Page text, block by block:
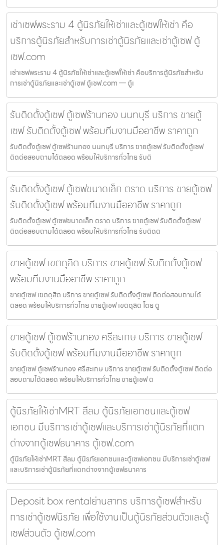
เช่าเซฟพระราม 4 ตู้นิรภัยให้เช่าและตู้เซฟให้เช่า คือ
บริการตู้นิรภัยสำหรับการเช่าตู้นิรภัยและเช่าตู้เซฟ ตู้
เซฟ.com
เช่าเซฟพระราม 4 ตู้นิรภัยให้เช่าและตู้เซฟให้เช่า คือบริการตู้นิรภัยสำหรับ
การเช่าตู้นิรภัยและเช่าตู้เซฟ ตู้เซฟ.com — ตู้เ
รับติดตั้งตู้เซฟ ตู้เซฟร้านทอง นนทบุรี บริการ ขายตู้
เซฟ รับติดตั้งตู้เซฟ พร้อมทีมงานมืออาชีพ ราคาถูก
รับติดตั้งตู้เซฟ ตู้เซฟร้านทอง นนทบุรี บริการ ขายตู้เซฟ รับติดตั้งตู้เซฟ
ติดต่อสอบถามได้ตลอด พร้อมให้บริการทั่วไทย รับติ
รับติดตั้งตู้เซฟ ตู้เซฟขนาดเล็ก ตราด บริการ ขายตู้เซฟ
รับติดตั้งตู้เซฟ พร้อมทีมงานมืออาชีพ ราคาถูก
รับติดตั้งตู้เซฟ ตู้เซฟขนาดเล็ก ตราด บริการ ขายตู้เซฟ รับติดตั้งตู้เซฟ
ติดต่อสอบถามได้ตลอด พร้อมให้บริการทั่วไทย รับติดต
ขายตู้เซฟ เขตดุสิต บริการ ขายตู้เซฟ รับติดตั้งตู้เซฟ
พร้อมทีมงานมืออาชีพ ราคาถูก
ขายตู้เซฟ เขตดุสิต บริการ ขายตู้เซฟ รับติดตั้งตู้เซฟ ติดต่อสอบถามได้
ตลอด พร้อมให้บริการทั่วไทย ขายตู้เซฟ เขตดุสิต โดย ตู
ขายตู้เซฟ ตู้เซฟร้านทอง ศรีสะเกษ บริการ ขายตู้เซฟ
รับติดตั้งตู้เซฟ พร้อมทีมงานมืออาชีพ ราคาถูก
ขายตู้เซฟ ตู้เซฟร้านทอง ศรีสะเกษ บริการ ขายตู้เซฟ รับติดตั้งตู้เซฟ ติดต่อ
สอบถามได้ตลอด พร้อมให้บริการทั่วไทย ขายตู้เซฟ ต
ตู้นิรภัยให้เช่าMRT สีลม ตู้นิรภัยเอกชนและตู้เซฟ
เอกชน มีบริการเช่าตู้เซฟและบริการเช่าตู้นิรภัยที่แตก
ต่างจากตู้เซฟธนาคาร ตู้เซฟ.com
ตู้นิรภัยให้เช่าMRT สีลม ตู้นิรภัยเอกชนและตู้เซฟเอกชน มีบริการเช่าตู้เซฟ
และบริการเช่าตู้นิรภัยที่แตกต่างจากตู้เซฟธนาคาร
Deposit box rentalย่านสาทร บริการตู้เซฟสำหรับ
การเช่าตู้เซฟนิรภัย เพื่อใช้งานเป็นตู้นิรภัยส่วนตัวและตู้
เซฟส่วนตัว ตู้เซฟ.com